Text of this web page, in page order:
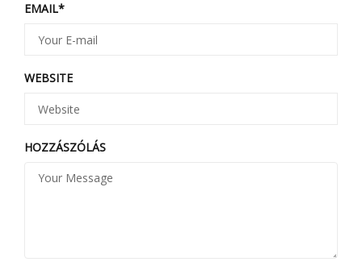
EMAIL*
WEBSITE
HOZZÁSZÓLÁS